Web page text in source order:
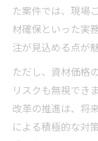
た案件では、現場
材確保といった実
注が見込める点が
ただし、資材価格
リスクも無視でき
改革の推進は、将
による積極的な対